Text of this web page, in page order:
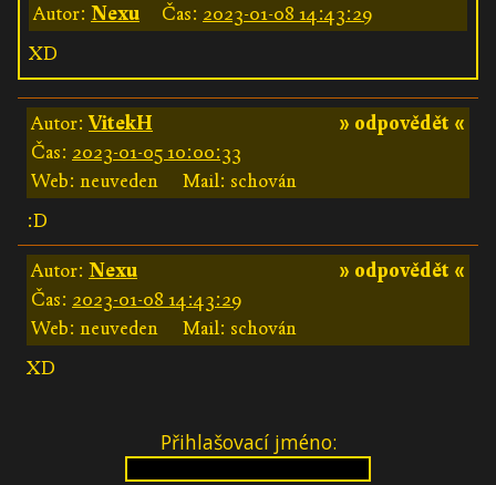
Autor: Nexu Čas: 2023-01-08 14:43:29
XD
» odpovědět «
Autor:VitekH
Čas: 2023-01-05 10:00:33
Web: neuveden
Mail: schován
:D
» odpovědět «
Autor: Nexu
Čas: 2023-01-08 14:43:29
Web: neuveden
Mail: schován
XD
Přihlašovací jméno: